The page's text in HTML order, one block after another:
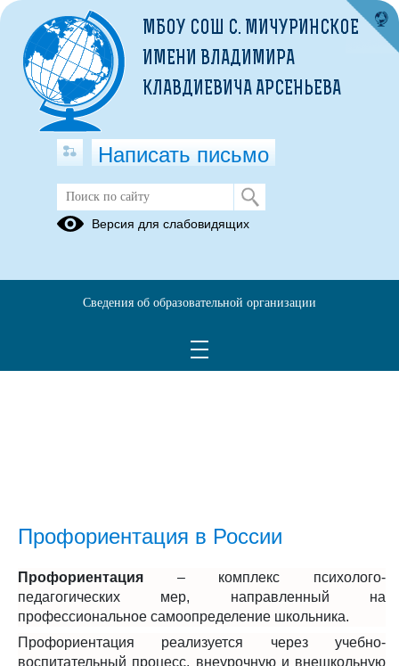
Профориентация в России
Профориентация – комплекс психолого-
педагогических мер, направленный на
профессиональное самоопределение школьника.
Профориентация реализуется через учебно-
воспитательный процесс, внеурочную и внешкольную
МБОУ СОШ С. МИЧУРИНСКОЕ
ИМЕНИ ВЛАДИМИРА
КЛАВДИЕВИЧА АРСЕНЬЕВА
Написать письмо
Версия для слабовидящих
Сведения об образовательной организации